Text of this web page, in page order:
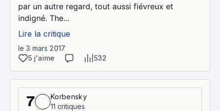
par un autre regard, tout aussi fiévreux et
indigné. The...
Lire la critique
le 3 mars 2017
5 j'aime
532
7
Korbensky
11 critiques